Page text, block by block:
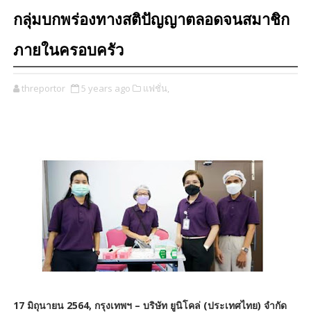
กลุ่มบกพร่องทางสติปัญญาตลอดจนสมาชิก
ภายในครอบครัว
threportor 5 years ago แฟชั่น,
17 มิถุนายน 2564, กรุงเทพฯ – บริษัท ยูนิโคล่ (ประเทศไทย) จำกัด